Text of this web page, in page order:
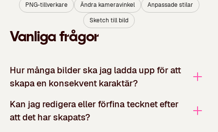
PNG-tillverkare
Ändra kameravinkel
Anpassade stilar
Sketch till bild
Vanliga frågor
Hur många bilder ska jag ladda upp för att
skapa en konsekvent karaktär?
Kan jag redigera eller förfina tecknet efter
att det har skapats?